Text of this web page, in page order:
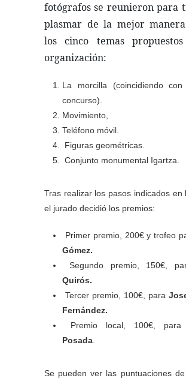
fotógrafos se reunieron para
plasmar de la mejor
los cinco temas
organización:
La morcilla (coincidiendo
concurso).
Movimiento,
Teléfono móvil.
Figuras geométricas.
Conjunto monumental Igartza.
Tras realizar los pasos indicados en
el jurado decidió los premios:
Primer premio, 200€ y trofeo
Gómez.
Segundo premio, 150€,
Quirós.
Tercer premio, 100€, para
Fernández.
Premio local, 100€, para
Posada
Se pueden ver las puntuaciones